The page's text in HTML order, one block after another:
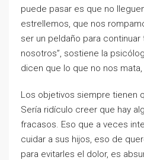
puede pasar es que no
estrellemos, que nos
ser un peldaño para
nosotros”, sostiene la
dicen que lo que no nos
Los objetivos siempre tienen
Sería ridículo creer que hay
fracasos. Eso que a veces
cuidar a sus hijos, eso de
para evitarles el dolor, es